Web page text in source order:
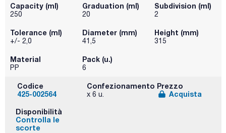
Capacity (ml)
250
Graduation (ml)
20
Subdivision (ml)
2
Tolerance (ml)
+/- 2,0
Diameter (mm)
41,5
Height (mm)
315
Material
PP
Pack (u.)
6
Codice
425-002564
Confezionamento
x 6 u.
Prezzo
Acquista
Disponibilità
Controlla le
scorte